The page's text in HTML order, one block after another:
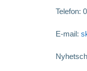
Telefon:
E-mail: